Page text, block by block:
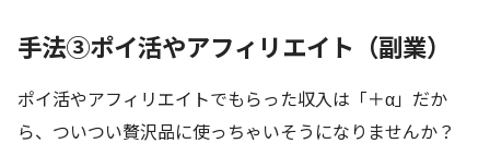
手法③ポイ活やアフィリエイト（副業）
ポイ活やアフィリエイトでもらった収入は「＋α」だか
ら、ついつい贅沢品に使っちゃいそうになりませんか？